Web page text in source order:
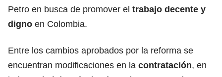
Petro en busca de promover el trabajo decente y
digno en Colombia.
Entre los cambios aprobados por la reforma se
encuentran modificaciones en la contratación, en